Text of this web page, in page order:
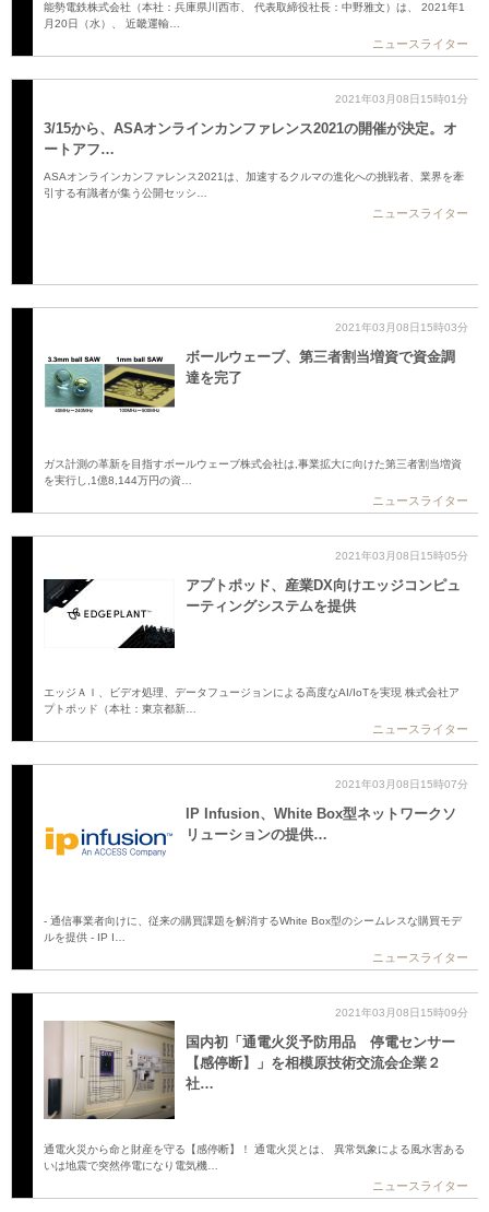
能勢電鉄株式会社（本社：兵庫県川西市、 代表取締役社長：中野雅文）は、 2021年1
月20日（水）、 近畿運輸…
ニュースライター
2021年03月08日15時01分
3/15から、ASAオンラインカンファレンス2021の開催が決定。オ
ートアフ…
ASAオンラインカンファレンス2021は、加速するクルマの進化への挑戦者、業界を牽
引する有識者が集う公開セッシ…
ニュースライター
2021年03月08日15時03分
ボールウェーブ、第三者割当増資で資金調
達を完了
ガス計測の革新を目指すボールウェーブ株式会社は,事業拡大に向けた第三者割当増資
を実行し,1億8,144万円の資…
ニュースライター
2021年03月08日15時05分
アプトポッド、産業DX向けエッジコンピュ
ーティングシステムを提供
エッジＡＩ、ビデオ処理、データフュージョンによる高度なAI/IoTを実現 株式会社ア
プトポッド（本社：東京都新…
ニュースライター
2021年03月08日15時07分
IP Infusion、White Box型ネットワークソ
リューションの提供…
- 通信事業者向けに、従来の購買課題を解消するWhite Box型のシームレスな購買モデ
ルを提供 - IP I…
ニュースライター
2021年03月08日15時09分
国内初「通電火災予防用品 停電センサー
【感停断】」を相模原技術交流会企業２
社…
通電火災から命と財産を守る【感停断】！ 通電火災とは、 異常気象による風水害ある
いは地震で突然停電になり電気機…
ニュースライター